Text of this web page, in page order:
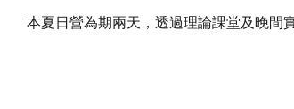
本夏日營為期兩天，透過理論課堂及晚間